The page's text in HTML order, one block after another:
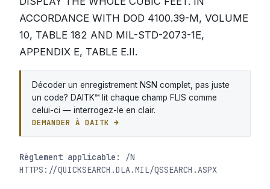
ACCORDANCE WITH DOD 4100.39-M, VOLUME
10, TABLE 182 AND MIL-STD-2073-1E,
APPENDIX E, TABLE E.II.
Décoder un enregistrement NSN complet, pas juste
un code? DAITK™ lit chaque champ FLIS comme
celui-ci — interrogez-le en clair.
DEMANDER À DAITK →
Règlement applicable:
/N
HTTPS://QUICKSEARCH.DLA.MIL/QSSEARCH.ASPX